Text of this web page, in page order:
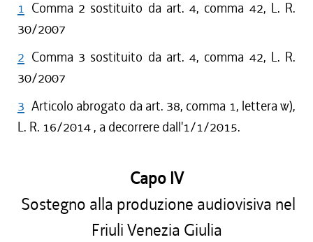
1 Comma 2 sostituito da art. 4, comma 42, L. R.
30/2007
2 Comma 3 sostituito da art. 4, comma 42, L. R.
30/2007
3 Articolo abrogato da art. 38, comma 1, lettera w),
L. R. 16/2014 , a decorrere dall'1/1/2015.
Capo IV
Sostegno alla produzione audiovisiva nel
Friuli Venezia Giulia